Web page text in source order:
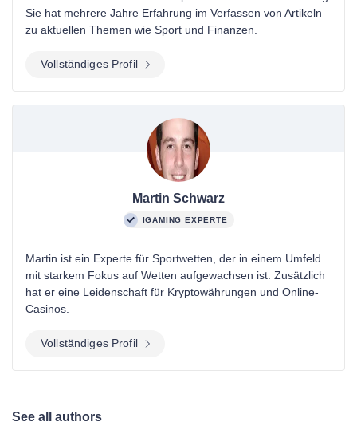
Sie hat mehrere Jahre Erfahrung im Verfassen von Artikeln
zu aktuellen Themen wie Sport und Finanzen.
Vollständiges Profil
Martin Schwarz
IGAMING EXPERTE
Martin ist ein Experte für Sportwetten, der in einem Umfeld
mit starkem Fokus auf Wetten aufgewachsen ist. Zusätzlich
hat er eine Leidenschaft für Kryptowährungen und Online-
Casinos.
Vollständiges Profil
See all authors